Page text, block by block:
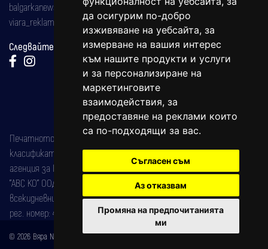
да осигурим по-добро
изживяване на уебсайта, за
измерване на вашия интерес
към нашите продукти и услуги
и за персонализиране на
маркетинговите
взаимодействия, за
предоставяне на реклами които
са по-подходящи за вас.
Съгласен съм
Аз отказвам
Промяна на предпочитанията
ми
balgarkanews@gmail.com
viara_reklama@mail.bg
Следвайте ни:
Печатното издание на вестника е регистрирано в националния
класификатор на печатните издания (Българска национална
агенция за ISSN) под номер: ISSN 1312-4722.
"АВС КО" ООД е притежател на марката: Вяра информационен
всекидневник на югозападна България, със свидетелство за марка
рег. номер: 47857/11.05.2004 година.
© 2026 Вяра News Всички права запазени!